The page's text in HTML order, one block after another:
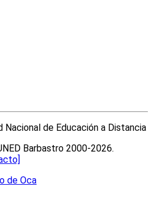
Barbastro 2000-2026.